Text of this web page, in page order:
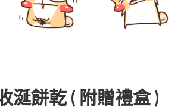
涎餅乾 ( 附贈禮盒 )